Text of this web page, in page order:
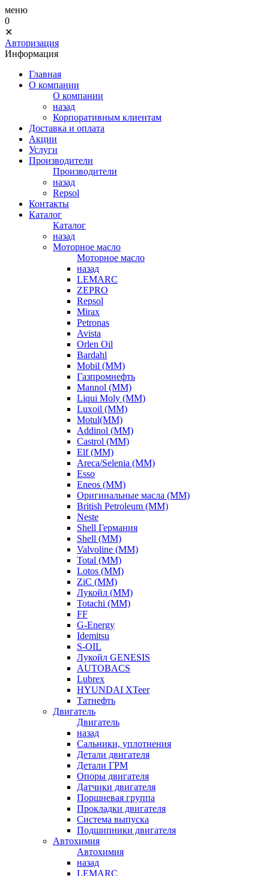
меню
0
✕
Авторизация
Информация
Главная
О компании
О компании
назад
Корпоративным клиентам
Доставка и оплата
Акции
Услуги
Производители
Производители
назад
Repsol
Контакты
Каталог
Каталог
назад
Моторное масло
Моторное масло
назад
LEMARC
ZEPRO
Repsol
Mirax
Petronas
Avista
Orlen Oil
Bardahl
Mobil (ММ)
Газпромнефть
Mannol (ММ)
Liqui Moly (ММ)
Luxoil (ММ)
Motul(ММ)
Addinol (ММ)
Castrol (ММ)
Elf (ММ)
Areca/Selenia (ММ)
Esso
Eneos (ММ)
Оригинальные масла (ММ)
British Petroleum (ММ)
Neste
Shell Германия
Shell (ММ)
Valvoline (ММ)
Total (ММ)
Lotos (ММ)
ZiC (ММ)
Лукойл (ММ)
Totachi (MM)
FF
G-Energy
Idemitsu
S-OIL
Лукойл GENESIS
AUTOBACS
Lubrex
HYUNDAI XTeer
Татнефть
Двигатель
Двигатель
назад
Сальники, уплотнения
Детали двигателя
Детали ГРМ
Опоры двигателя
Датчики двигателя
Поршневая группа
Прокладки двигателя
Система выпуска
Подшипники двигателя
Автохимия
Автохимия
назад
LEMARC